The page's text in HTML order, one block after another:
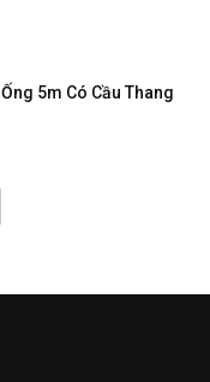
5m Có Cầu Thang